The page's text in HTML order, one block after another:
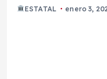
ESTATAL enero 3,